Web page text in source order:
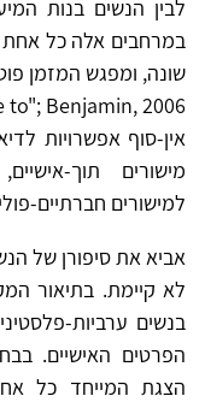
במרחבים אלה כל אחת
אין-סוף אפשרויות
מישורים תוך-
למישורים חברתיים-
אביא את סיפורן של
לא קיימת. בתיאור
בנשים ערביות-
הפרטים האישיים.
הצגת המייחד כל